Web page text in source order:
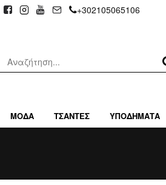
+302105065106
ΜΟΔΑ ΤΣΑΝΤΕΣ ΥΠΟΔΗΜΑΤΑ